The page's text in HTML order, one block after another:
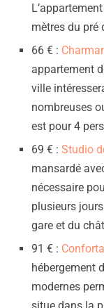
mètres du pré
66 € :
appartement
ville
nombreuses
est pour 4
69 € : Studio
mansardé
nécessaire
plusieurs
gare et du
91 € :
hébergement
modernes
situe dans la